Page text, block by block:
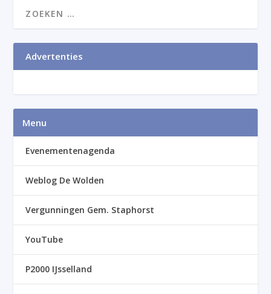
Advertenties
Menu
Evenementenagenda
Weblog De Wolden
Vergunningen Gem. Staphorst
YouTube
P2000 IJsselland